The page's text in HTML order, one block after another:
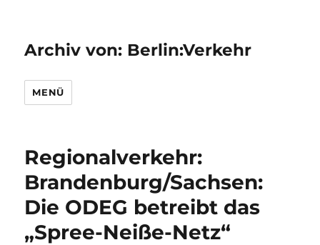
Archiv von: Berlin:Verkehr
MENÜ
Regionalverkehr:
Brandenburg/Sachsen:
Die ODEG betreibt das
„Spree-Neiße-Netz“